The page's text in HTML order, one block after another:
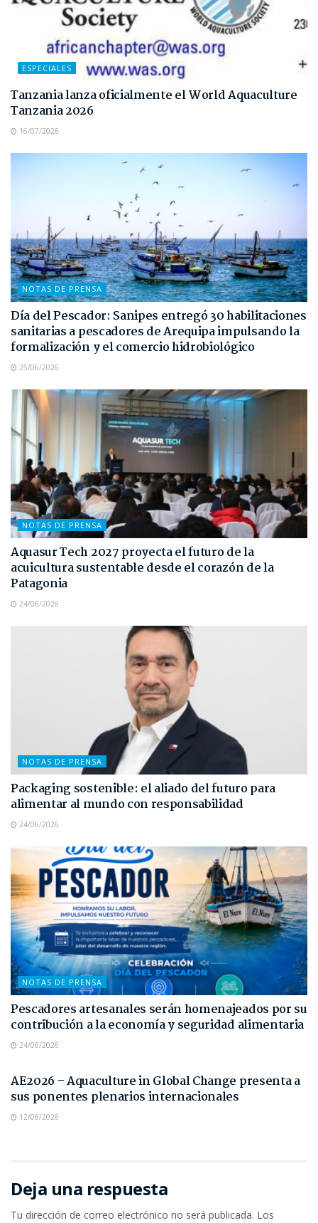
ESPECIALES
Tanzania lanza oficialmente el World Aquaculture
Tanzania 2026
16/07/2026
NOTAS DE PRENSA
Día del Pescador: Sanipes entregó 30 habilitaciones
sanitarias a pescadores de Arequipa impulsando la
formalización y el comercio hidrobiológico
25/06/2026
NOTAS DE PRENSA
Aquasur Tech 2027 proyecta el futuro de la
acuicultura sustentable desde el corazón de la
Patagonia
24/06/2026
NOTAS DE PRENSA
Packaging sostenible: el aliado del futuro para
alimentar al mundo con responsabilidad
24/06/2026
NOTAS DE PRENSA
Pescadores artesanales serán homenajeados por su
contribución a la economía y seguridad alimentaria
24/06/2026
AE2026 – Aquaculture in Global Change presenta a
sus ponentes plenarios internacionales
12/06/2026
Deja una respuesta
Tu dirección de correo electrónico no será publicada. Los